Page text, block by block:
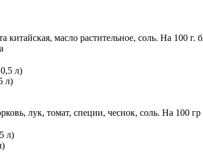
китайская, масло растительное, соль. На 100
л)
лук, томат, специи, чеснок, соль. На 100